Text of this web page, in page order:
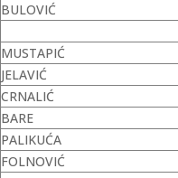
BULOVIĆ
MUSTAPIĆ
JELAVIĆ
CRNALIĆ
BARE
PALIKUĆA
FOLNOVIĆ